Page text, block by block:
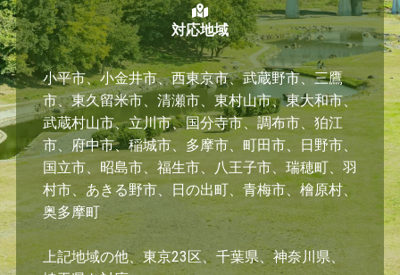
対応地域
小平市、小金井市、西東京市、武蔵野市、三鷹
市、東久留米市、清瀬市、東村山市、東大和市、
武蔵村山市、立川市、国分寺市、調布市、狛江
市、府中市、稲城市、多摩市、町田市、日野市、
国立市、昭島市、福生市、八王子市、瑞穂町、羽
村市、あきる野市、日の出町、青梅市、檜原村、
奥多摩町
上記地域の他、東京23区、千葉県、神奈川県、